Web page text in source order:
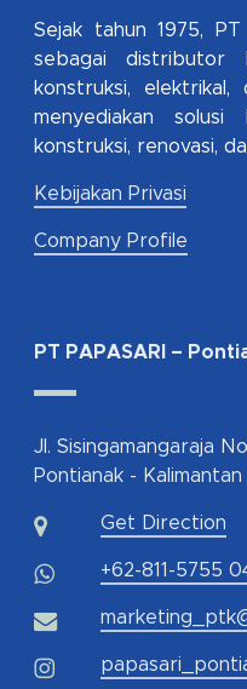
Sejak tahun 1975,
sebagai distributor
konstruksi,
menyediakan
konstruksi, renovasi,
Kebijakan Privasi
Company Profile
PT PAPASARI –
Jl. Sisingamangaraja
Pontianak - Kalimantan
Get Direction
+62-811-5755